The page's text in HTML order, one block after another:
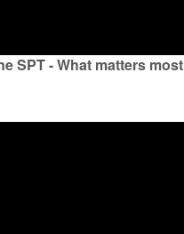
SPT - What matters most